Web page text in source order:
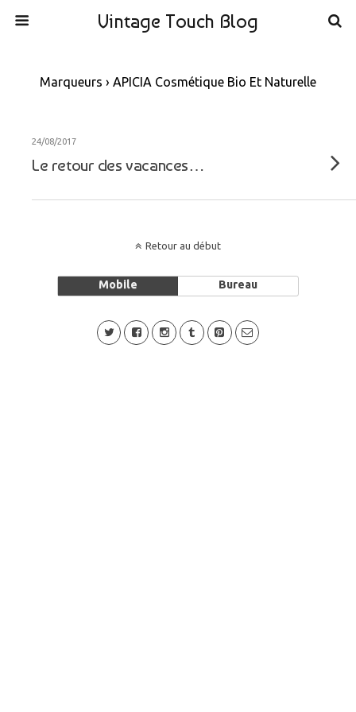
Vintage Touch Blog
Marqueurs › APICIA Cosmétique Bio Et Naturelle
24/08/2017
Le retour des vacances…
Retour au début
Mobile Bureau